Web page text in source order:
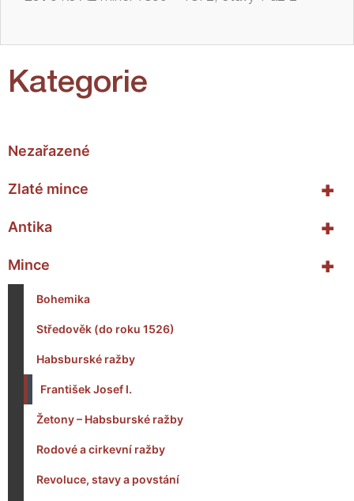
Kategorie
Nezařazené
+
Zlaté mince
+
Antika
+
Mince
Bohemika
Středověk (do roku 1526)
Habsburské ražby
František Josef I.
Žetony – Habsburské ražby
Rodové a cirkevní ražby
Revoluce, stavy a povstání